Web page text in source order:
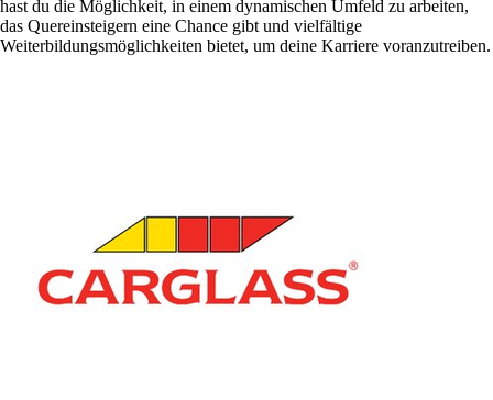
hast du die Möglichkeit, in einem dynamischen Umfeld zu arbeiten,
das Quereinsteigern eine Chance gibt und vielfältige
Weiterbildungsmöglichkeiten bietet, um deine Karriere voranzutreiben.